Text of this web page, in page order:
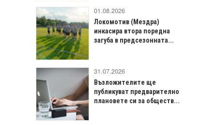
01.08.2026
Локомотив (Мездра)
инкасира втора поредна
загуба в предсезонната...
31.07.2026
Възложителите ще
публикуват предварително
плановете си за обществ...